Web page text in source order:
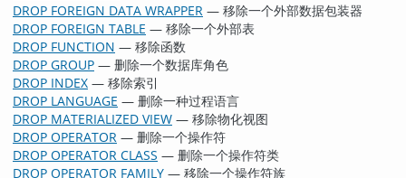
DROP FOREIGN DATA WRAPPER — 移除一个外部数据包装器
DROP FOREIGN TABLE — 移除一个外部表
DROP FUNCTION — 移除函数
DROP GROUP — 删除一个数据库角色
DROP INDEX — 移除索引
DROP LANGUAGE — 删除一种过程语言
DROP MATERIALIZED VIEW — 移除物化视图
DROP OPERATOR — 删除一个操作符
DROP OPERATOR CLASS — 删除一个操作符类
DROP OPERATOR FAMILY — 移除一个操作符族